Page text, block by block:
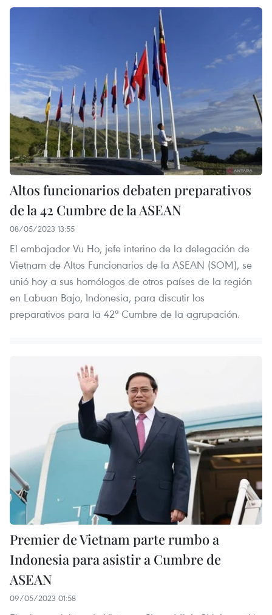
Altos funcionarios debaten preparativos
de la 42 Cumbre de la ASEAN
08/05/2023 13:55
El embajador Vu Ho, jefe interino de la delegación de
Vietnam de Altos Funcionarios de la ASEAN (SOM), se
unió hoy a sus homólogos de otros países de la región
en Labuan Bajo, Indonesia, para discutir los
preparativos para la 42ª Cumbre de la agrupación.
Premier de Vietnam parte rumbo a
Indonesia para asistir a Cumbre de
ASEAN
09/05/2023 01:58